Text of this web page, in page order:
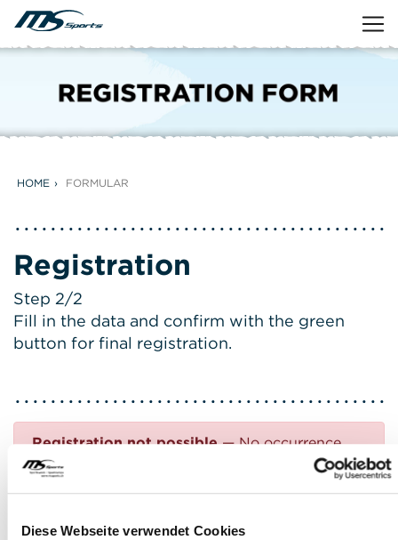
Diese Webseite verwendet Cookies
HOME FORMULAR
Registration
Step 2/2
Fill in the data and confirm with the green
button for final registration.
Registration not possible— No occurrence
found
Questions?